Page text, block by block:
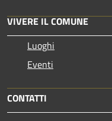
VIVERE IL COMUNE
Luoghi
Eventi
CONTATTI